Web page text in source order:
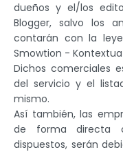
dueños y el/los
Blogger, salvo los
contarán con la
Smowtion -
Dichos comerciales
del servicio y el
mismo.
Así también, las
de forma directa
dispuestos, serán